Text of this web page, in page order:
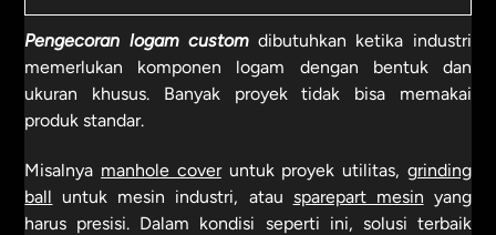
Pengecoran logam customdibutuhkan ketika industri
memerlukan komponen logam dengan bentuk dan
ukuran khusus. Banyak proyek tidak bisa memakai
produk standar.
Misalnya manhole coveruntuk proyek utilitas, grinding
ball untuk mesin industri, atau sparepart mesin yang
harus presisi. Dalam kondisi seperti ini, solusi terbaik